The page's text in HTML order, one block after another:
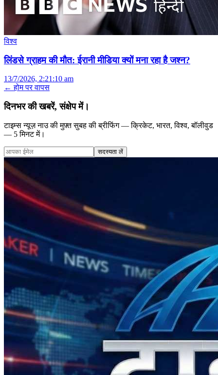
विश्व
लिंडसे ग्राहम की मौत: ईरानी मीडिया क्यों मना रहा है जश्न?
13/7/2026, 2:21:10 am
← होम पर वापस
दिनभर की खबरें, संक्षेप में।
टाइम्स न्यूज़ नाउ की मुफ़्त सुबह की ब्रीफिंग — क्रिकेट, भारत, विश्व, बॉलीवुड
— 5 मिनट में।
सदस्यता लें